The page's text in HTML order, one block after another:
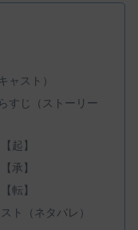
ャスト）
すじ（ストーリー
起】
承】
転】
ト（ネタバレ）